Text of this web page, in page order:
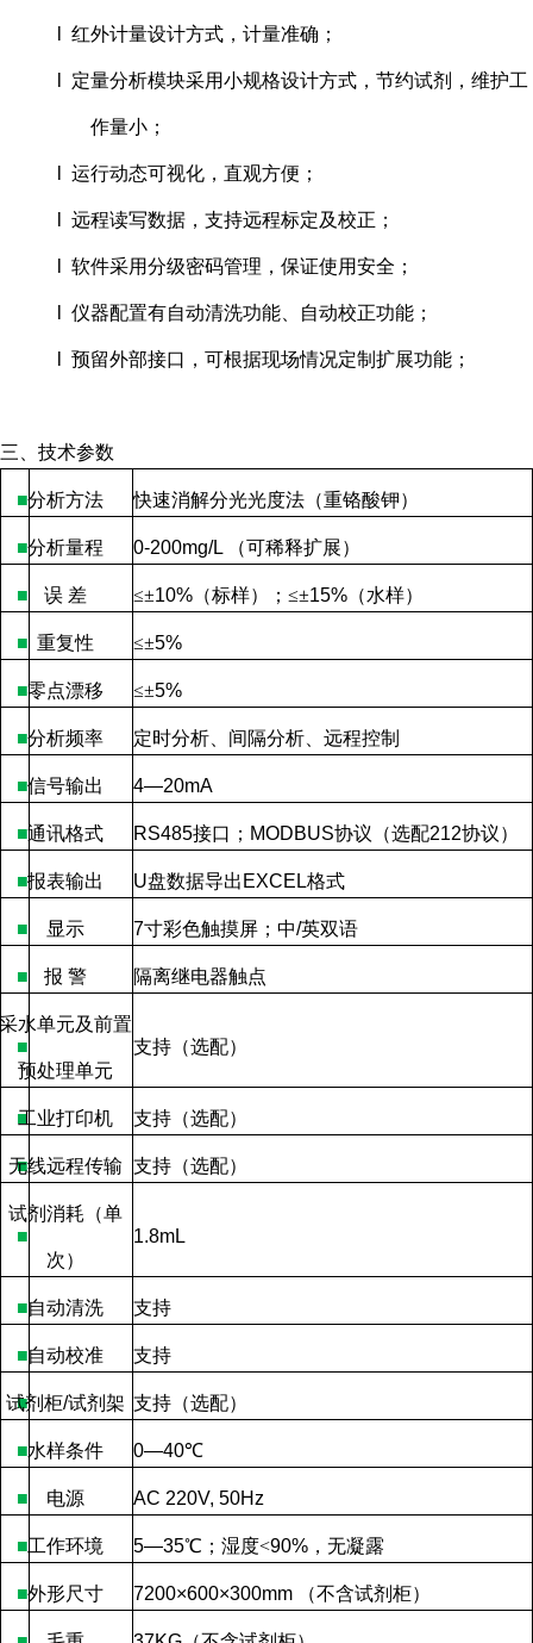
l 红外计量设计方式，计量准确；
l 定量分析模块采用小规格设计方式，节约试剂，维护工
作量小；
l 运行动态可视化，直观方便；
l 远程读写数据，支持远程标定及校正；
l 软件采用分级密码管理，保证使用安全；
l 仪器配置有自动清洗功能、自动校正功能；
l 预留外部接口，可根据现场情况定制扩展功能；
三、技术参数
■分析方法 快速消解分光光度法（重铬酸钾）
■分析量程 0-200mg/L （可稀释扩展）
■ 误 差 ≤±10% （标样）； ≤±15% （水样）
■ 重复性 ≤±5%
■零点漂移 ≤±5%
■分析频率 定时分析、间隔分析、远程控制
■信号输出 4—20mA
■通讯格式 RS485接口； MODBUS协议（选配212协议）
■报表输出 U盘数据导出 EXCEL格式
■ 显示 7寸彩色触摸屏；中/英双语
■ 报 警 隔离继电器触点
■
水单元及前置
预处理单元
支持（选配）
■
工业打印机 支持（选配）
■
无线远程传输 支持（选配）
■
试剂消耗（单
次）
1.8mL
■自动清洗 支持
■自动校准 支持
■
试剂柜/试剂架 支持（选配）
■水样条件 0—40℃
■ 电源 AC 220V, 50Hz
■工作环境 5—35℃；湿度<90% ，无凝露
■外形尺寸 7200×600×300mm （不含试剂柜）